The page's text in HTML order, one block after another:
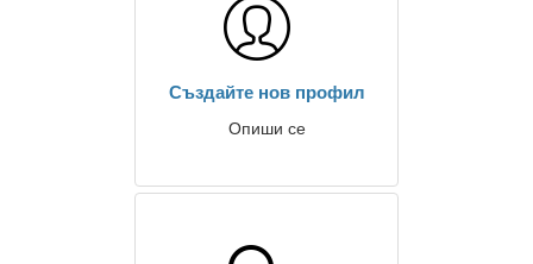
Създайте нов профил
Опиши се